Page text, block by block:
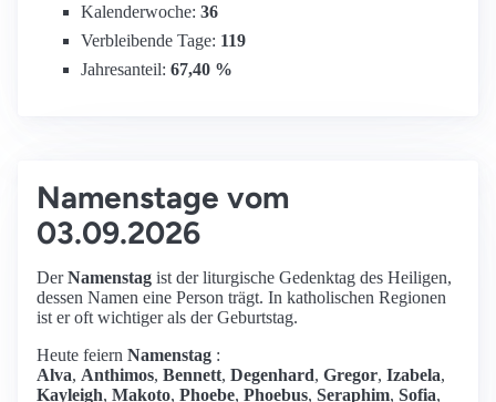
Kalenderwoche: 36
Verbleibende Tage: 119
Jahresanteil: 67,40 %
Namenstage vom
03.09.2026
DerNamenstag ist der liturgische Gedenktag des Heiligen,
dessen Namen eine Person trägt. In katholischen Regionen
ist er oft wichtiger als der Geburtstag.
Heute feiern Namenstag :
Alva, Anthimos, Bennett, Degenhard, Gregor, Izabela,
Kayleigh, Makoto, Phoebe, Phoebus, Seraphim, Sofia,